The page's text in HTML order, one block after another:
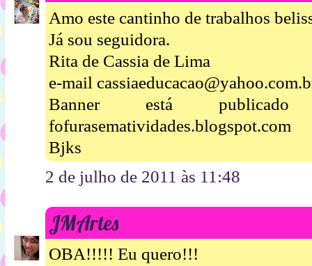
Amo este cantinho de trabalhos
Já sou seguidora.
Rita de Cassia de Lima
e-mail
Banner está
fofurasematividades.blogspot.com
Bjks
2 de julho de 2011 às 11:48
JMArtes
OBA!!!!! Eu quero!!!